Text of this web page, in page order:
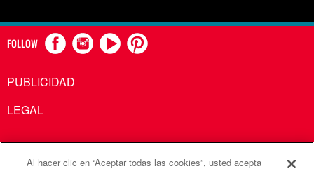
FOLLOW
PUBLICIDAD
LEGAL
Al hacer clic en “Aceptar todas las cookies”, usted acepta